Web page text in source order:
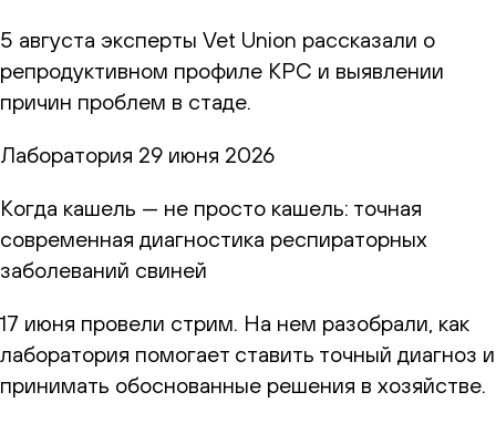
5 августа эксперты Vet Union рассказали о
репродуктивном профиле КРС и выявлении
причин проблем в стаде.
Лаборатория 29 июня 2026
Когда кашель — не просто кашель: точная
современная диагностика респираторных
заболеваний свиней
17 июня провели стрим. На нем разобрали, как
лаборатория помогает ставить точный диагноз и
принимать обоснованные решения в хозяйстве.